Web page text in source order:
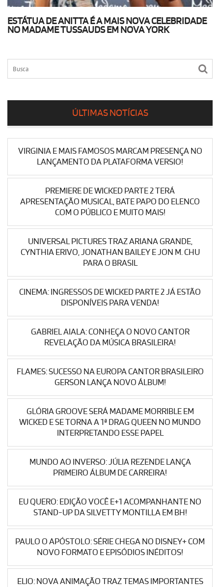
ESTÁTUA DE ANITTA É A MAIS NOVA CELEBRIDADE
NO MADAME TUSSAUDS EM NOVA YORK
ÚLTIMAS NOTÍCIAS
VIRGINIA E MAIS FAMOSOS MARCAM PRESENÇA NO
LANÇAMENTO DA PLATAFORMA VERSIO!
PREMIERE DE WICKED PARTE 2 TERÁ
APRESENTAÇÃO MUSICAL, BATE PAPO DO ELENCO
COM O PÚBLICO E MUITO MAIS!
UNIVERSAL PICTURES TRAZ ARIANA GRANDE,
CYNTHIA ERIVO, JONATHAN BAILEY E JON M. CHU
PARA O BRASIL
CINEMA: INGRESSOS DE WICKED PARTE 2 JÁ ESTÃO
DISPONÍVEIS PARA VENDA!
GABRIEL AIALA: CONHEÇA O NOVO CANTOR
REVELAÇÃO DA MÚSICA BRASILEIRA!
FLAMES: SUCESSO NA EUROPA CANTOR BRASILEIRO
GERSON LANÇA NOVO ÁLBUM!
GLÓRIA GROOVE SERÁ MADAME MORRIBLE EM
WICKED E SE TORNA A 1ª DRAG QUEEN NO MUNDO
INTERPRETANDO ESSE PAPEL
MUNDO AO INVERSO: JÚLIA REZENDE LANÇA
PRIMEIRO ÁLBUM DE CARREIRA!
EU QUERO: EDIÇÃO VOCÊ E+1 ACOMPANHANTE NO
STAND-UP DA SILVETTY MONTILLA EM BH!
PAULO O APÓSTOLO: SÉRIE CHEGA NO DISNEY+ COM
NOVO FORMATO E EPISÓDIOS INÉDITOS!
ELIO: NOVA ANIMAÇÃO TRAZ TEMAS IMPORTANTES